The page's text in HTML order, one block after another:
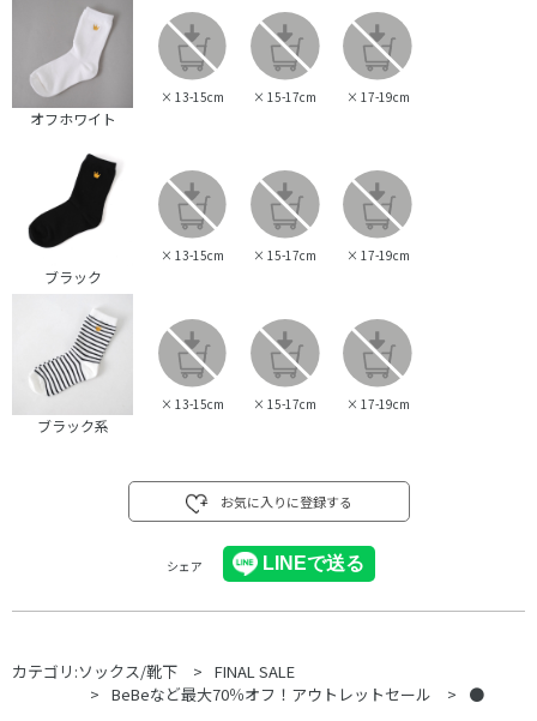
オフホワイト
× 13-15cm × 15-17cm × 17-19cm
ブラック
× 13-15cm × 15-17cm × 17-19cm
ブラック系
× 13-15cm × 15-17cm × 17-19cm
お気に入りに登録する
シェア
カテゴリ:ソックス/靴下
FINAL SALE
BeBeなど最大70％オフ！アウトレットセール
●